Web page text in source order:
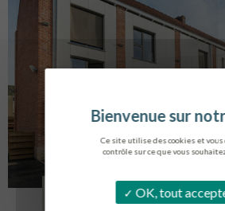
Ce site utilise des cookies et vous
contrôle sur ce que vous
OK, tout
LOG. JEUNES TRAVAILLEURS